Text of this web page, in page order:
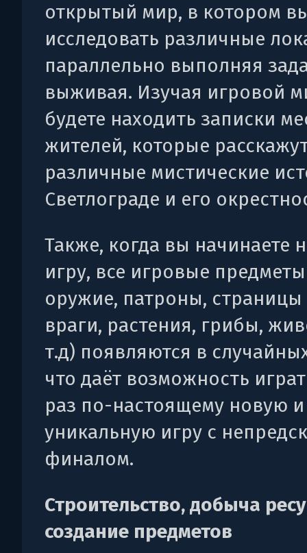
открытый мир, в котором
исследовать различные
параллельно выполняя
выживая. Изучая игровой
будете находить записки
жителей, которые
различные мистические
Светлограде и его
Также, когда вы начинаете
игру, все игровые
оружие, патроны, страницы
враги, растения, грибы,
т.д) появляются в
что даёт возможность
раз по-настоящему новую и
уникальную игру с
финалом.
Строительство, добыча
создание предметов